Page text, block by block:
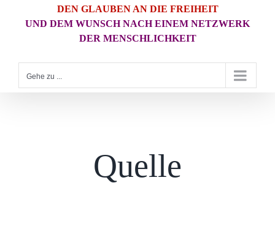
DEN GLAUBEN AN DIE FREIHEIT
UND DEM WUNSCH NACH EINEM NETZWERK
DER MENSCHLICHKEIT
Gehe zu ...
Quelle